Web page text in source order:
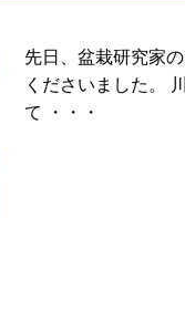
先日、盆栽研究家
くださいました。
て ・・・